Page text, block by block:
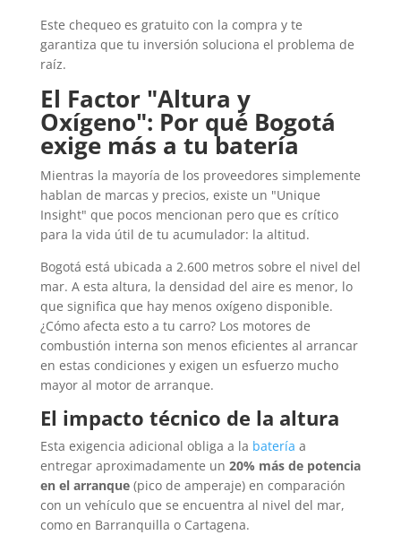
Este chequeo es gratuito con la compra y te
garantiza que tu inversión soluciona el problema de
raíz.
El Factor "Altura y
Oxígeno": Por qué Bogotá
exige más a tu batería
Mientras la mayoría de los proveedores simplemente
hablan de marcas y precios, existe un "Unique
Insight" que pocos mencionan pero que es crítico
para la vida útil de tu acumulador: la altitud.
Bogotá está ubicada a 2.600 metros sobre el nivel del
mar. A esta altura, la densidad del aire es menor, lo
que significa que hay menos oxígeno disponible.
¿Cómo afecta esto a tu carro? Los motores de
combustión interna son menos eficientes al arrancar
en estas condiciones y exigen un esfuerzo mucho
mayor al motor de arranque.
El impacto técnico de la altura
Esta exigencia adicional obliga a la batería a
entregar aproximadamente un 20% más de potencia
en el arranque(pico de amperaje) en comparación
con un vehículo que se encuentra al nivel del mar,
como en Barranquilla o Cartagena.